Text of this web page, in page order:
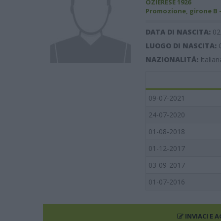
OZIERESE 1926
Promozione, girone B
DATA DI NASCITA:
LUOGO DI NASCITA:
NAZIONALITÀ:
09-07-2021
24-07-2020
01-08-2018
01-12-2017
03-09-2017
01-07-2016
INVIACI E